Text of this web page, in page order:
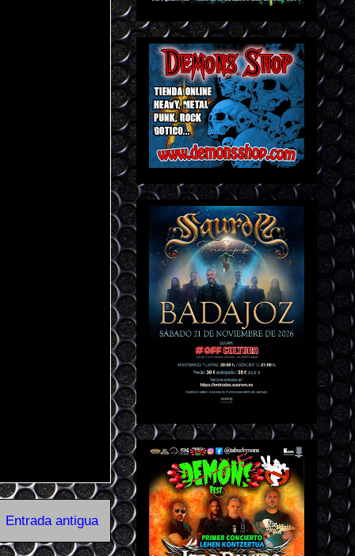
Entrada antigua